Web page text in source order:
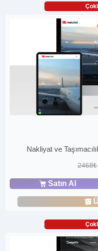
Nakliyat ve
2468₺
Satın Al